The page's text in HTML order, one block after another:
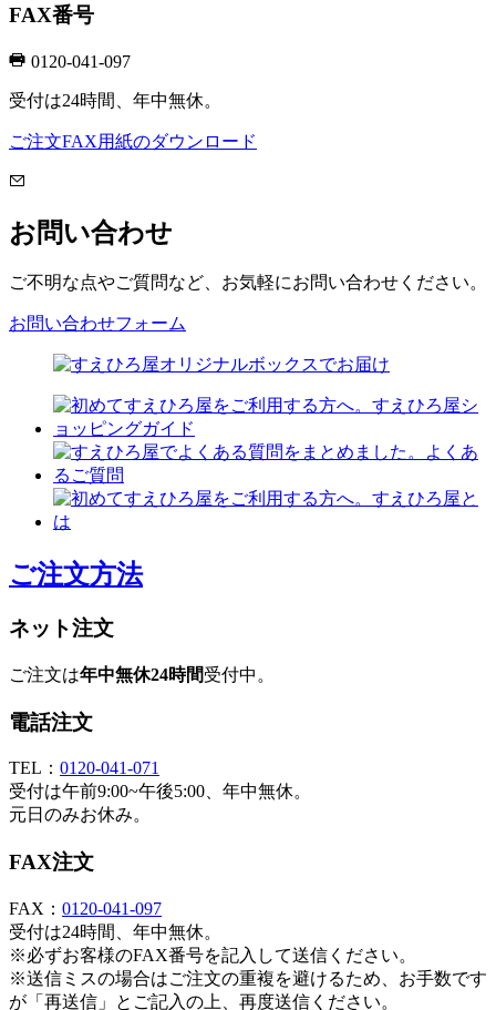
FAX番号
0120-041-097
受付は24時間、年中無休。
ご注文FAX用紙のダウンロード
お問い合わせ
ご不明な点やご質問など、お気軽にお問い合わせください。
お問い合わせフォーム
ご注文方法
ネット注文
ご注文は年中無休24時間受付中。
電話注文
TEL： 0120-041-071
受付は午前9:00~午後5:00、年中無休。
元日のみお休み。
FAX注文
FAX： 0120-041-097
受付は24時間、年中無休。
※必ずお客様のFAX番号を記入して送信ください。
※送信ミスの場合はご注文の重複を避けるため、お手数です
が「再送信」とご記入の上、再度送信ください。